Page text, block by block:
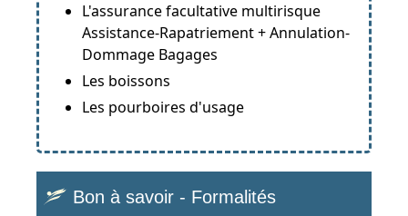
L'assurance facultative multirisque
Assistance-Rapatriement + Annulation-
Dommage Bagages
Les boissons
Les pourboires d'usage
Bon à savoir - Formalités